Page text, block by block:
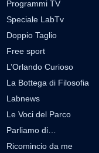
Programmi TV
Speciale LabTv
Doppio Taglio
Free sport
L’Orlando Curioso
La Bottega di Filosofia
Labnews
Le Voci del Parco
Parliamo di…
Ricomincio da me